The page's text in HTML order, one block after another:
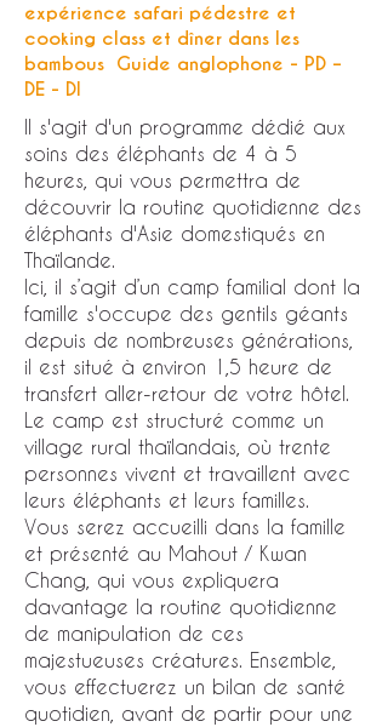
expérience safari pédestre et
cooking class et dîner dans les
bambous Guide anglophone - PD –
DE - DI
Il s'agit d'un programme dédié aux
soins des éléphants de 4 à 5
heures, qui vous permettra de
découvrir la routine quotidienne des
éléphants d'Asie domestiqués en
Thaïlande.
Ici, il s’agit d’un camp familial dont la
famille s'occupe des gentils géants
depuis de nombreuses générations,
il est situé à environ 1,5 heure de
transfert aller-retour de votre hôtel.
Le camp est structuré comme un
village rural thaïlandais, où trente
personnes vivent et travaillent avec
leurs éléphants et leurs familles.
Vous serez accueilli dans la famille
et présenté au Mahout / Kwan
Chang, qui vous expliquera
davantage la routine quotidienne
de manipulation de ces
majestueuses créatures. Ensemble,
vous effectuerez un bilan de santé
quotidien, avant de partir pour une